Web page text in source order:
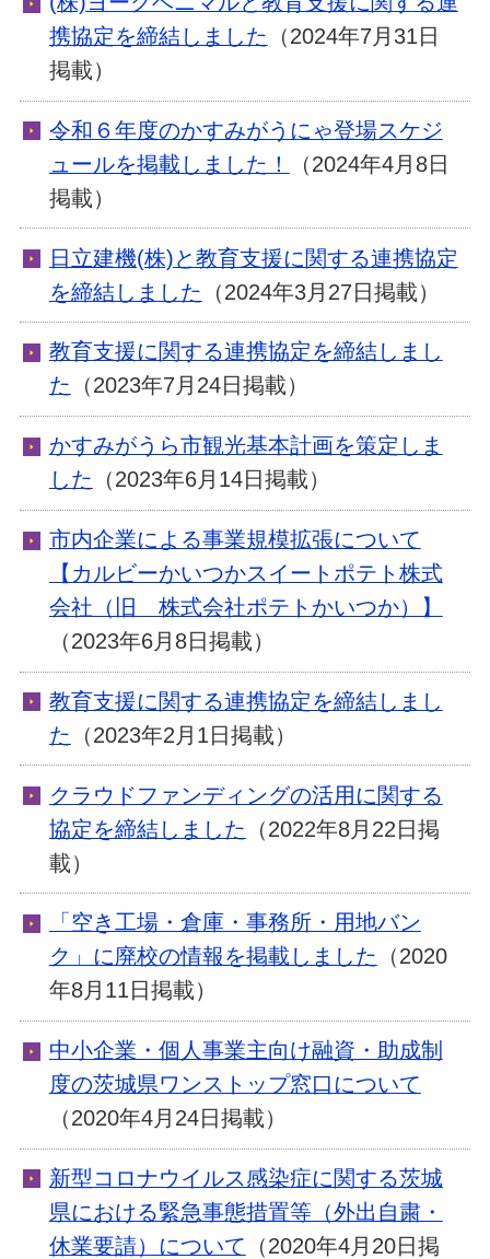
携協定を締結しました （2024年7月31日
掲載）
令和６年度のかすみがうにゃ登場スケジ
ュールを掲載しました！
（2024年4月8日
掲載）
日立建機(株)と教育支援に関する連携協定
を締結しました （2024年3月27日掲載）
教育支援に関する連携協定を締結しまし
た （2023年7月24日掲載）
かすみがうら市観光基本計画を策定しま
した （2023年6月14日掲載）
市内企業による事業規模拡張について
【カルビーかいつかスイートポテト株式
会社（旧 株式会社ポテトかいつか）】
（2023年6月8日掲載）
教育支援に関する連携協定を締結しまし
た （2023年2月1日掲載）
クラウドファンディングの活用に関する
協定を締結しました （2022年8月22日掲
載）
「空き工場・倉庫・事務所・用地バン
ク」に廃校の情報を掲載しました （2020
年8月11日掲載）
中小企業・個人事業主向け融資・助成制
度の茨城県ワンストップ窓口について
（2020年4月24日掲載）
新型コロナウイルス感染症に関する茨城
県における緊急事態措置等（外出自粛・
休業要請）について （2020年4月20日掲